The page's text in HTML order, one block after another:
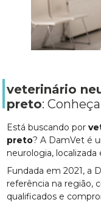
veterinário
preto:
Está buscando por
preto? A DamVet é
neurologia, localizada
Fundada em 2021, a
referência na região,
qualificados e